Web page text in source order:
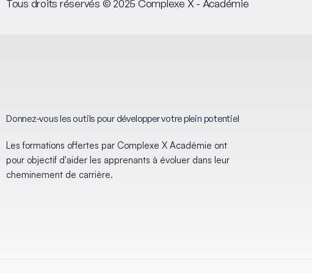
Tous droits réservés © 2025 Complexe X - Académie
Donnez-vous les outils pour développer votre plein potentiel
Les formations offertes par Complexe X Académie ont
pour objectif d'aider les apprenants à évoluer dans leur
cheminement de carrière.